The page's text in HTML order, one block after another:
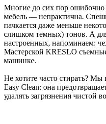
Многие до сих пор ошибочно
мебель — непрактична.
пачкается даже меньше
слишком темных) тонов. А
настроенных, напоминаем:
Мастерской KRESLO
машинке.
Не хотите часто стирать?
Easy Clean: она
удалять загрязнения чистой